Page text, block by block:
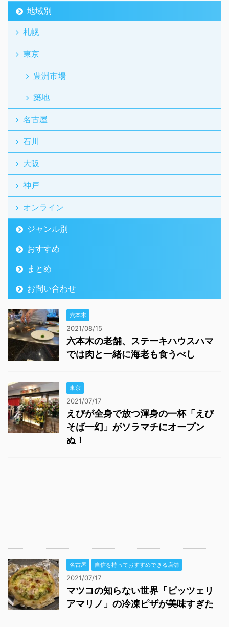
地域別
札幌
東京
豊洲市場
築地
名古屋
石川
大阪
神戸
オンライン
ジャンル別
おすすめ
まとめ
お問い合わせ
六本木
2021/08/15
六本木の老舗、ステーキハウスハマ
では肉と一緒に海老も食うべし
東京
2021/07/17
えびが全身で放つ渾身の一杯「えび
そば一幻」がソラマチにオープン
ぬ！
名古屋 自信を持っておすすめできる店舗
2021/07/17
マツコの知らない世界「ピッツェリ
アマリノ」の冷凍ピザが美味すぎた